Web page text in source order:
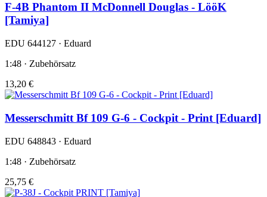
F-4B Phantom II McDonnell Douglas - LööK
[Tamiya]
EDU 644127 · Eduard
1:48 · Zubehörsatz
13,20 €
Messerschmitt Bf 109 G-6 - Cockpit - Print [Eduard]
EDU 648843 · Eduard
1:48 · Zubehörsatz
25,75 €